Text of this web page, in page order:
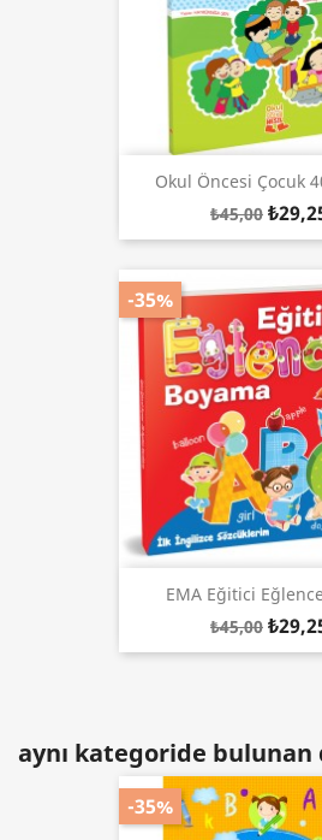
Okul Öncesi Çocuk
₺45,00
EMA Eğitici
₺45,00
-35%
aynı kategoride bulunan
-35%